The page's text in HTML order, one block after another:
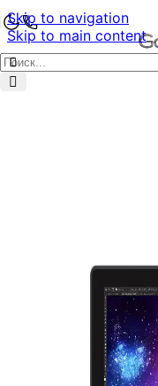
Skip to navigation
Skip to main content